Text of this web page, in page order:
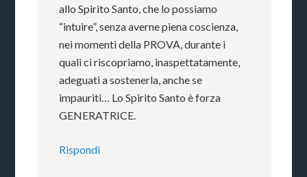
allo Spirito Santo, che lo possiamo
“intuire”, senza averne piena coscienza,
nei momenti della PROVA, durante i
quali ci riscopriamo, inaspettatamente,
adeguati a sostenerla, anche se
impauriti… Lo Spirito Santo è forza
GENERATRICE.
Rispondi